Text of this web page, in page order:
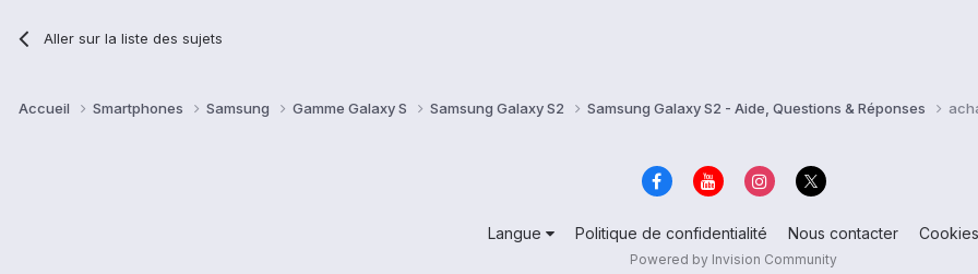
Aller sur la liste des sujets
Accueil Smartphones Samsung Gamme Galaxy S Samsung Galaxy S2 Samsung Galaxy S2 - Aide, Questions & Réponses
Langue Politique de confidentialité Nous contacter Cookies
Powered by Invision Community